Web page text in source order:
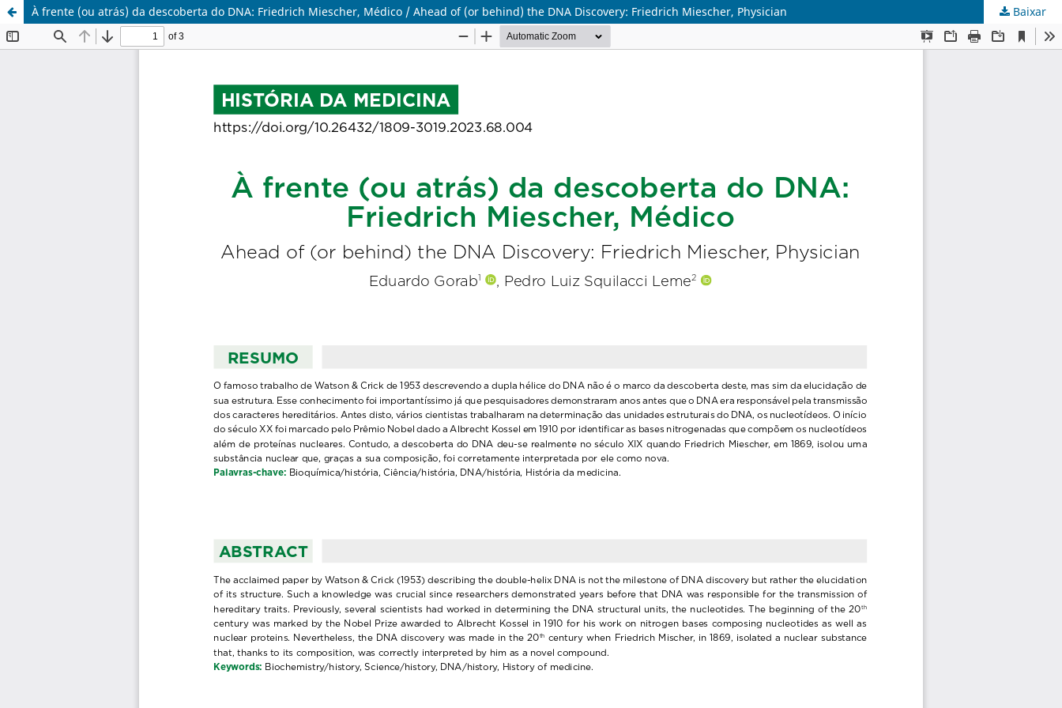
À frente (ou atrás) da descoberta do DNA: Friedrich Miescher, Médico / Ahead of (or behind) the DNA Discovery: Friedrich Miescher, Physician Baixar